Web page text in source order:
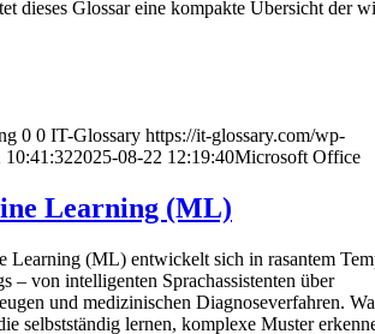
dieses Glossar eine kompakte Übersicht der
0 0 IT-Glossary https://it-glossary.com/wp-
10:41:322025-08-22 12:19:40Microsoft Office
Learning (ML)
(ML) entwickelt sich in rasantem
– von intelligenten Sprachassistenten über
und medizinischen Diagnoseverfahren.
selbstständig lernen, komplexe Muster